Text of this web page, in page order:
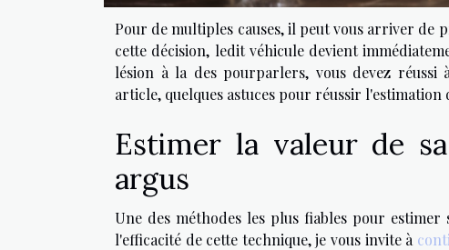
Pour de multiples causes, il peut vous arriver de
cette décision, ledit véhicule devient
lésion à la des pourparlers, vous devez
article, quelques astuces pour réussir l'estimation
Estimer la valeur de
argus
Une des méthodes les plus fiables pour
l'efficacité de cette technique, je vous invite à